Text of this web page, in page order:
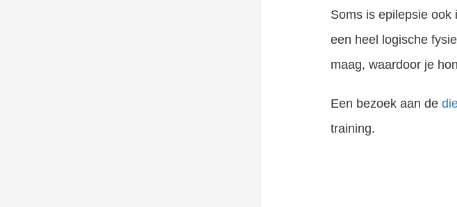
Soms is epilepsie ook
een heel logische
maag, waardoor je
Een bezoek aan de
training.